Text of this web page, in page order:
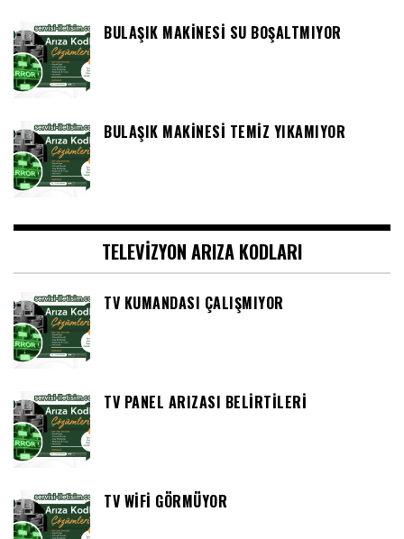
BULAŞIK MAKINESI SU BOŞALTMIYOR
BULAŞIK MAKINESI TEMIZ YIKAMIYOR
TELEVIZYON ARIZA KODLARI
TV KUMANDASI ÇALIŞMIYOR
TV PANEL ARIZASI BELIRTILERI
TV WIFI GÖRMÜYOR